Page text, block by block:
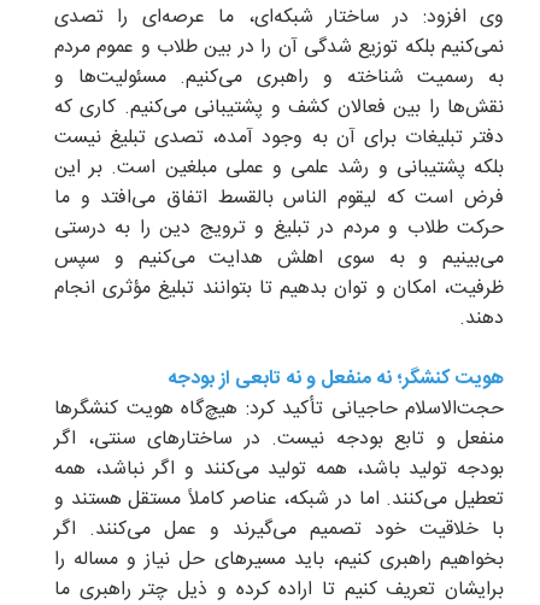
وی افزود: در ساختار شبکه‌ای، ما عرصه‌ای را تصدی
نمی‌کنیم بلکه توزیع شدگی آن را در بین طلاب و عموم مردم
به رسمیت شناخته و راهبری می‌کنیم. مسئولیت‌ها و
نقش‌ها را بین فعالان کشف و پشتیبانی می‌کنیم. کاری که
دفتر تبلیغات برای آن به وجود آمده، تصدی تبلیغ نیست
بلکه پشتیبانی و رشد علمی و عملی مبلغین است. بر این
فرض است که لیقوم الناس بالقسط اتفاق می‌افتد و ما
حرکت طلاب و مردم در تبلیغ و ترویج دین را به درستی
می‌بینیم و به سوی اهلش هدایت می‌کنیم و سپس
ظرفیت، امکان و توان بدهیم تا بتوانند تبلیغ مؤثری انجام
دهند.
هویت کنشگر؛ نه منفعل و نه تابعی از بودجه
حجت‌الاسلام حاجیانی تأکید کرد: هیچ‌گاه هویت کنشگرها
منفعل و تابع بودجه نیست. در ساختارهای سنتی، اگر
بودجه تولید باشد، همه تولید می‌کنند و اگر نباشد، همه
تعطیل می‌کنند. اما در شبکه، عناصر کاملاً مستقل هستند و
با خلاقیت خود تصمیم می‌گیرند و عمل می‌کنند. اگر
بخواهیم راهبری کنیم، باید مسیرهای حل نیاز و مساله را
برایشان تعریف کنیم تا اراده کرده و ذیل چتر راهبری ما